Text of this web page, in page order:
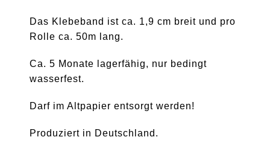
Das Klebeband ist ca. 1,9 cm breit und pro
Rolle ca. 50m lang.
Ca. 5 Monate lagerfähig, nur bedingt
wasserfest.
Darf im Altpapier entsorgt werden!
Produziert in Deutschland.